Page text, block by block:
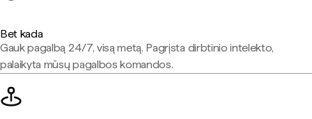
Bet kada
Gauk pagalbą 24/7, visą metą. Pagrįsta dirbtinio intelekto,
palaikyta mūsų pagalbos komandos.